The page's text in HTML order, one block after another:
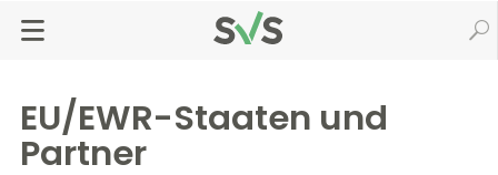
Seiteninhalt
springen
Navigation
springen
Startseite
Pension im Ausland
EU/EWR-Staaten und Partner
EU/EWR-Staaten und
Partner